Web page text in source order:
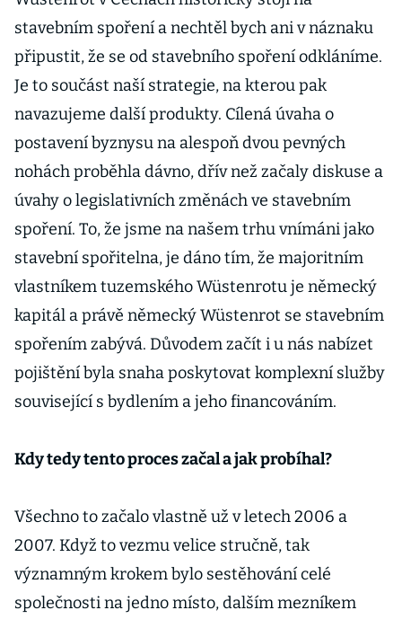
stavebním spoření a nechtěl bych ani v náznaku
připustit, že se od stavebního spoření odkláníme.
Je to součást naší strategie, na kterou pak
navazujeme další produkty. Cílená úvaha o
postavení byznysu na alespoň dvou pevných
nohách proběhla dávno, dřív než začaly diskuse a
úvahy o legislativních změnách ve stavebním
spoření. To, že jsme na našem trhu vnímáni jako
stavební spořitelna, je dáno tím, že majoritním
vlastníkem tuzemského Wüstenrotu je německý
kapitál a právě německý Wüstenrot se stavebním
spořením zabývá. Důvodem začít i u nás nabízet
pojištění byla snaha poskytovat komplexní služby
související s bydlením a jeho financováním.
Kdy tedy tento proces začal a jak probíhal?
Všechno to začalo vlastně už v letech 2006 a
2007. Když to vezmu velice stručně, tak
významným krokem bylo sestěhování celé
společnosti na jedno místo, dalším mezníkem